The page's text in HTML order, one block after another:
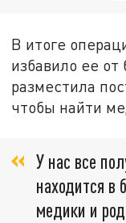
В итоге
избавило ее
разместила
чтобы найти
У нас все
находится в
медики и